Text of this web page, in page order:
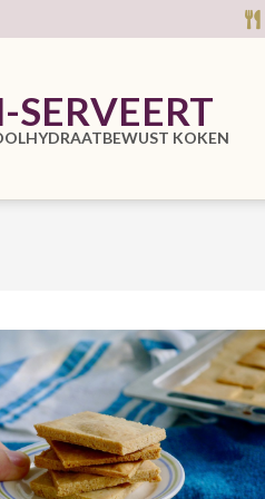
SERVEERT
KOKEN